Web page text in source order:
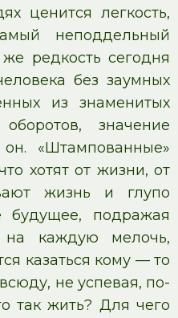
ценится легкость,
неподдельный
редкость сегодня
без заумных
из знаменитых
значение
«Штампованные»
хотят от жизни, от
жизнь и глупо
будущее, подражая
на каждую мелочь,
казаться кому — то
не успевая, по-
так жить? Для чего